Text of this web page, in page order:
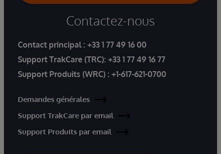
Contactez-nous
Contact principal : +33 1 77 49 16 00
Support TrakCare (TRC): +33 1 77 49 16 77
Support Produits (WRC) : +1-617-621-0700
Demandes générales
Support TrakCare par email
Support Produits par email